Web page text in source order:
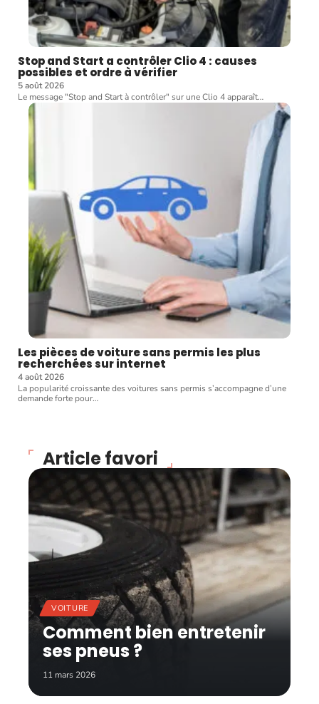
Stop and Start a contrôler Clio 4 : causes
possibles et ordre à vérifier
5 août 2026
Le message "Stop and Start à contrôler" sur une Clio 4 apparaît…
Les pièces de voiture sans permis les plus
recherchées sur internet
4 août 2026
La popularité croissante des voitures sans permis s’accompagne d’une
demande forte pour…
Article favori
VOITURE
Comment bien entretenir
ses pneus ?
11 mars 2026